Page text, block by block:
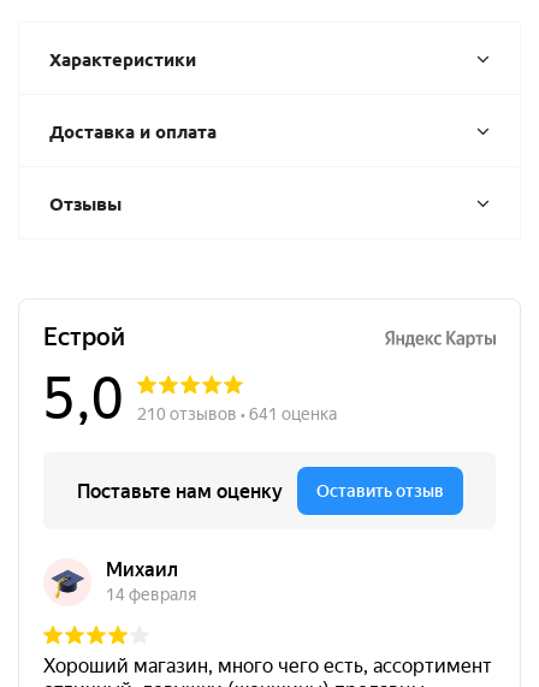
Характеристики
Доставка и оплата
Отзывы